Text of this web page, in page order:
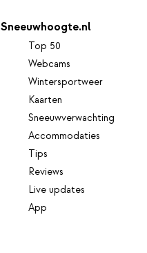
Sneeuwhoogte.nl
Top 50
Webcams
Wintersportweer
Kaarten
Sneeuwverwachting
Accommodaties
Tips
Reviews
Live updates
App